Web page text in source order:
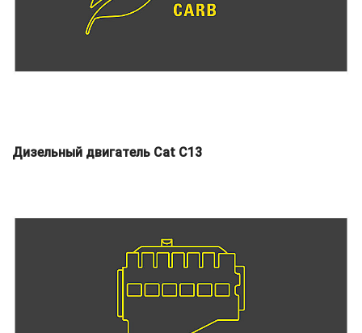
Дизельный двигатель Cat C13